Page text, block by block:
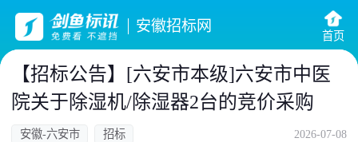
安徽招标网
首页
【招标公告】[六安市本级]六安市中医
院关于除湿机/除湿器2台的竞价采购
安徽-六安市 招标 2026-07-08